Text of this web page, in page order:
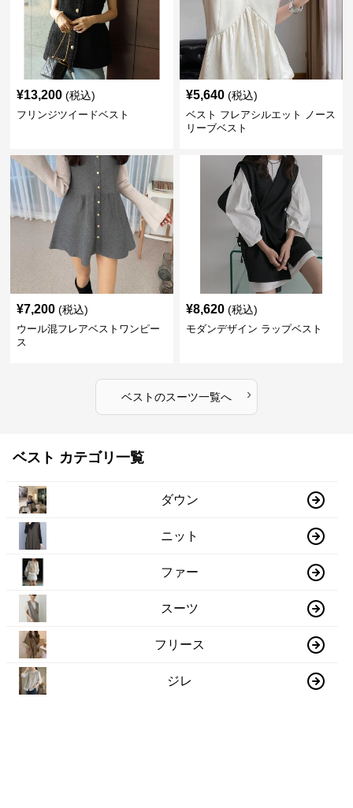
¥13,200 (税込)
フリンジツイードベスト
¥5,640 (税込)
ベスト フレアシルエット ノース
リーブベスト
¥7,200 (税込)
ウール混フレアベストワンピー
ス
¥8,620 (税込)
モダンデザイン ラップベスト
ベストのスーツ一覧へ ›
ベスト カテゴリ一覧
ダウン
ニット
ファー
スーツ
フリース
ジレ